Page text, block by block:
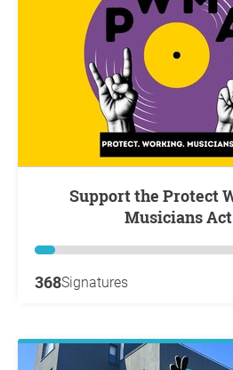
Support the Protect Working
Musicians Act
368Signatures